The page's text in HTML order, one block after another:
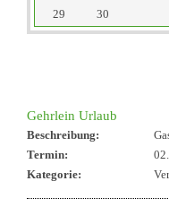
29
30
Gehrlein Urlaub
Beschreibung:
Termin:
Kategorie: